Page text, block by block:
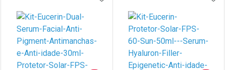
Laboratório
Por Menos Laboratório
Por Menos